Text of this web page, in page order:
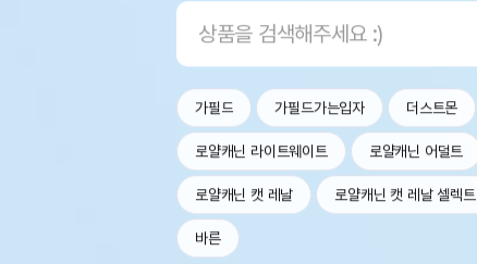
가필드 가필드가는입자 더스트몬
로얄캐닌 라이트웨이트 로얄캐닌 어덜트
로얄캐닌 캣 레날 로얄캐닌 캣 레날 셀렉트
바른